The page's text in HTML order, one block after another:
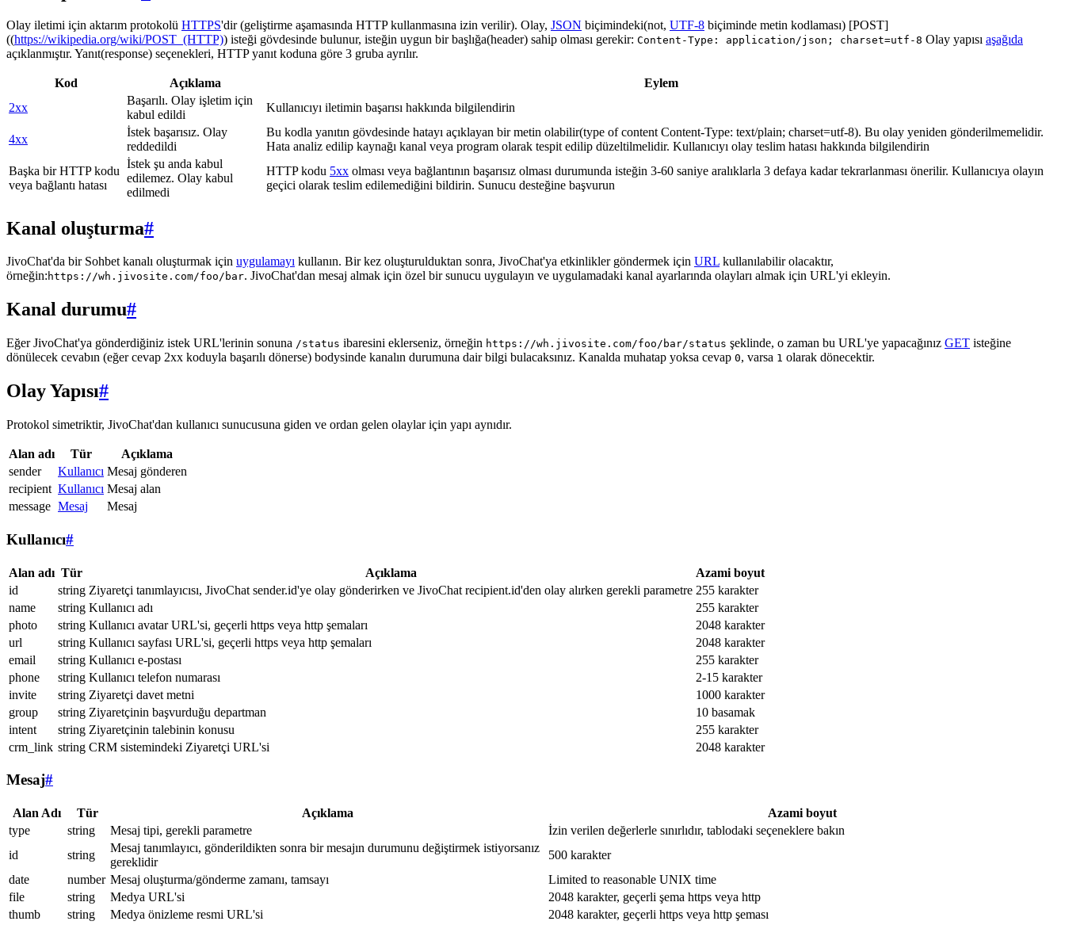
Olay iletimi için aktarım protokolü HTTPS'dir (geliştirme aşamasında HTTP kullanmasına izin verilir). Olay, JSON biçimindeki(not, UTF-8 biçiminde metin kodlaması) [POST]
((https://wikipedia.org/wiki/POST_(HTTP)) isteği gövdesinde bulunur, isteğin uygun bir başlığa(header) sahip olması gerekir: Content-Type: application/json; charset=utf-8 Olay yapısı aşağıda
açıklanmıştır. Yanıt(response) seçenekleri, HTTP yanıt koduna göre 3 gruba ayrılır.
Kod Açıklama
Eylem
2xx
Başarılı. Olay işletim için
kabul edildi
Kullanıcıyı iletimin başarısı hakkında bilgilendirin
4xx
İstek başarısız. Olay
reddedildi
Bu kodla yanıtın gövdesinde hatayı açıklayan bir metin olabilir(type of content Content-Type: text/plain; charset=utf-8). Bu olay yeniden gönderilmemelidir.
Hata analiz edilip kaynağı kanal veya program olarak tespit edilip düzeltilmelidir. Kullanıcıyı olay teslim hatası hakkında bilgilendirin
Başka bir HTTP kodu
veya bağlantı hatası
İstek şu anda kabul
edilemez. Olay kabul
edilmedi
HTTP kodu 5xx olması veya bağlantının başarısız olması durumunda isteğin 3-60 saniye aralıklarla 3 defaya kadar tekrarlanması önerilir. Kullanıcıya olayın
geçici olarak teslim edilemediğini bildirin. Sunucu desteğine başvurun
Kanal oluşturma#
JivoChat'da bir Sohbet kanalı oluşturmak için uygulamayı kullanın. Bir kez oluşturulduktan sonra, JivoChat'ya etkinlikler göndermek için URL kullanılabilir olacaktır,
örneğin: https://wh.jivosite.com/foo/bar. JivoChat'dan mesaj almak için özel bir sunucu uygulayın ve uygulamadaki kanal ayarlarında olayları almak için URL'yi ekleyin.
Kanal durumu#
Eğer JivoChat'ya gönderdiğiniz istek URL'lerinin sonuna /status ibaresini eklerseniz, örneğin https://wh.jivosite.com/foo/bar/status şeklinde, o zaman bu URL'ye yapacağınız GET isteğine
dönülecek cevabın (eğer cevap 2xx koduyla başarılı dönerse) bodysinde kanalın durumuna dair bilgi bulacaksınız. Kanalda muhatap yoksa cevap 0, varsa 1 olarak dönecektir.
Olay Yapısı#
Protokol simetriktir, JivoChat'dan kullanıcı sunucusuna giden ve ordan gelen olaylar için yapı aynıdır.
Alan adı Tür
Açıklama
sender
Kullanıcı Mesaj gönderen
recipient Kullanıcı Mesaj alan
message Mesaj Mesaj
Kullanıcı#
Alan adı Tür Açıklama
Azami boyut
id
string Ziyaretçi tanımlayıcısı, JivoChat sender.id'ye olay gönderirken ve JivoChat recipient.id'den olay alırken gerekli parametre 255 karakter
name
string Kullanıcı adı
255 karakter
photo
string Kullanıcı avatar URL'si, geçerli https veya http şemaları
2048 karakter
url
string Kullanıcı sayfası URL'si, geçerli https veya http şemaları
2048 karakter
email
string Kullanıcı e-postası
255 karakter
phone
string Kullanıcı telefon numarası
2-15 karakter
invite
string Ziyaretçi davet metni
1000 karakter
group
string Ziyaretçinin başvurduğu departman
10 basamak
intent
string Ziyaretçinin talebinin konusu
255 karakter
crm_link string CRM sistemindeki Ziyaretçi URL'si 2048 karakter
Mesaj#
Alan Adı Tür Açıklama
Azami boyut
type
string Mesaj tipi, gerekli parametre
İzin verilen değerlerle sınırlıdır, tablodaki seçeneklere bakın
id
string
Mesaj tanımlayıcı, gönderildikten sonra bir mesajın durumunu değiştirmek istiyorsanız
gereklidir
500 karakter
date
number Mesaj oluşturma/gönderme zamanı, tamsayı
Limited to reasonable UNIX time
file
string Medya URL'si
2048 karakter, geçerli şema https veya http
thumb
string Medya önizleme resmi URL'si
2048 karakter, geçerli https veya http şeması